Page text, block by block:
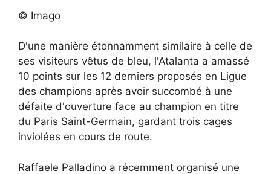
© Imago
D'une manière étonnamment similaire à celle de
ses visiteurs vêtus de bleu, l'Atalanta a amassé
10 points sur les 12 derniers proposés en Ligue
des champions après avoir succombé à une
défaite d'ouverture face au champion en titre
du Paris Saint-Germain, gardant trois cages
inviolées en cours de route.
Raffaele Palladino a récemment organisé une